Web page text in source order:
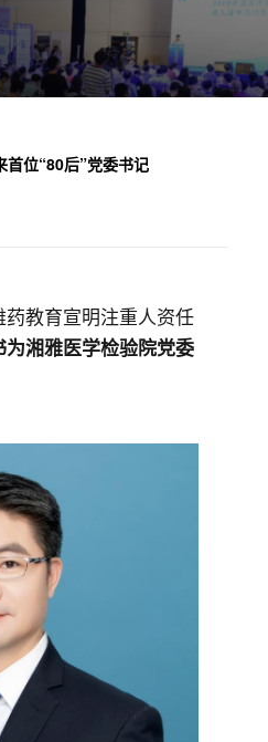
首位“80后”党委书记
教育宣明注重人资任
湘雅医学检验院党委